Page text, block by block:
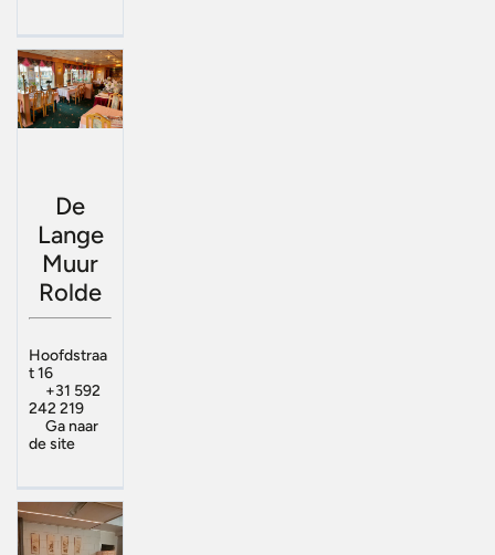
De
Lange
Muur
Rolde
Hoofdstraa
t 16
+31 592
242 219
Ga naar
de site